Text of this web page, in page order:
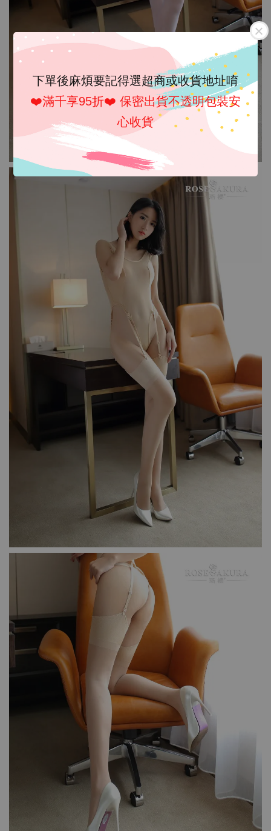
下單後麻煩要記得選超商或收貨地址唷
❤️滿千享95折❤️ 保密出貨不透明包裝安
心收貨